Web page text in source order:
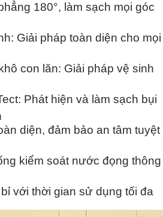
180°, làm sạch mọi góc
Giải pháp toàn diện cho mọi
con lăn: Giải pháp vệ sinh
Phát hiện và làm sạch bụi
diện, đảm bảo an tâm tuyệt
kiểm soát nước đọng thông
với thời gian sử dụng tối đa